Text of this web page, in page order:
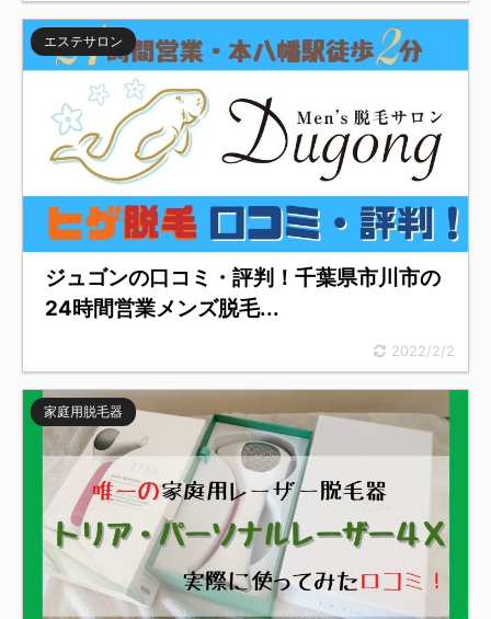
エステサロン
ジュゴンの口コミ・評判！千葉県市川市の
24時間営業メンズ脱毛...
2022/2/2
家庭用脱毛器